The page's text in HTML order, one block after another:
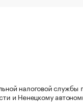
налоговой службы
и Ненецкому